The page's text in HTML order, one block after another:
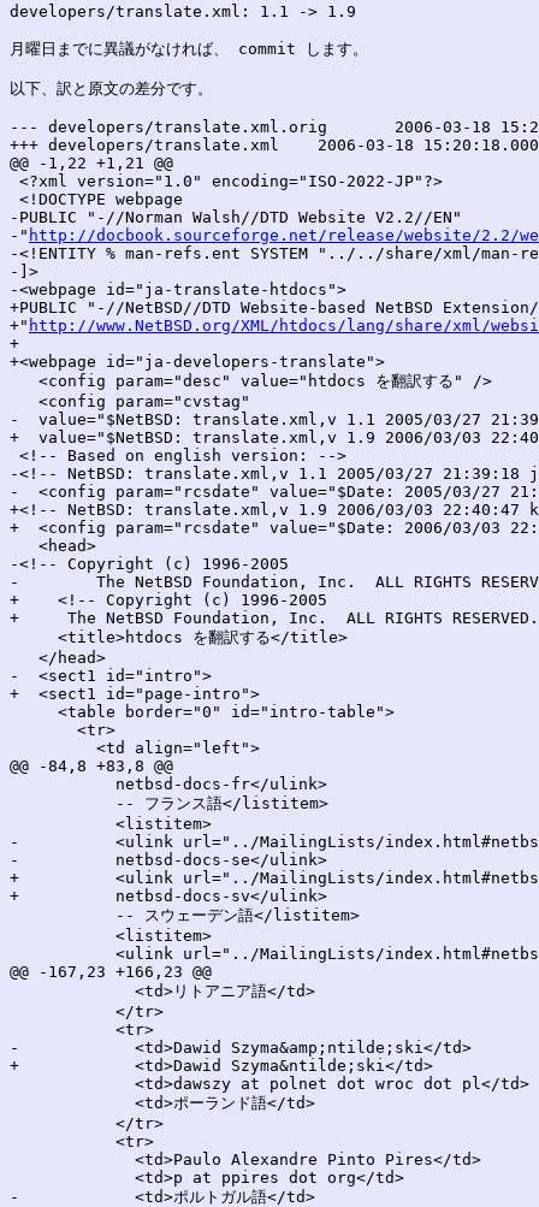
developers/translate.xml: 1.1 -> 1.9
月曜日までに異議がなければ、 commit します。
以下、訳と原文の差分です。
--- developers/translate.xml.orig	2006-03-18 15:20:18.000000000 +0900
+++ developers/translate.xml	2006-03-18 15:20:18.000000000 +0900
@@ -1,22 +1,21 @@
<?xml version="1.0" encoding="ISO-2022-JP"?>
<!DOCTYPE webpage
-PUBLIC "-//Norman Walsh//DTD Website V2.2//EN"
-" http://docbook.sourceforge.net/release/website/2.2/
-<!ENTITY % man-refs.ent SYSTEM "../../share/xml/man-
-]>
-<webpage id="ja-translate-htdocs">
+PUBLIC "-//NetBSD//DTD Website-based NetBSD
+" http://www.NetBSD.org/XML/htdocs/lang/share/xml/
+
+<webpage id="ja-developers-translate">
   <config param="desc" value="htdocs を翻訳する" />
   <config param="cvstag"
-  value="$NetBSD: translate.xml,v 1.1 2005/03/27
+  value="$NetBSD: translate.xml,v 1.9 2006/03/03
<!-- Based on english version: -->
-<!-- NetBSD: translate.xml,v 1.1 2005/03/27 21:39:18
-  <config param="rcsdate" value="$Date: 2005/03/27
+<!-- NetBSD: translate.xml,v 1.9 2006/03/03 22:40:47
+  <config param="rcsdate" value="$Date: 2006/03/03
   <head>
-<!-- Copyright (c) 1996-2005
-        The NetBSD Foundation, Inc.  ALL RIGHTS
+    <!-- Copyright (c) 1996-2005
+     The NetBSD Foundation, Inc.  ALL RIGHTS
     <title>htdocs を翻訳する</title>
   </head>
-  <sect1 id="intro">
+  <sect1 id="page-intro">
     <table border="0" id="intro-table">
       <tr>
         <td align="left">
@@ -84,8 +83,8 @@
           netbsd-docs-fr</ulink>
           -- フランス語</listitem>
           <listitem>
-          <ulink url="../MailingLists/
-          netbsd-docs-se</ulink>
+          <ulink url="../MailingLists/
+          netbsd-docs-sv</ulink>
           -- スウェーデン語</listitem>
           <listitem>
<ulink url="../MailingLists/
@@ -167,23 +166,23 @@
             <td>リトアニア語</td>
           </tr>
           <tr>
-            <td>Dawid Szyma&amp;ntilde;ski</td>
+            <td>Dawid Szyma&ntilde;ski</td>
             <td>dawszy at polnet dot wroc dot pl</td>
             <td>ポーランド語</td>
           </tr>
           <tr>
             <td>Paulo Alexandre Pinto Pires</td>
             <td>p at ppires dot org</td>
-            <td>ポルトガル語</td>